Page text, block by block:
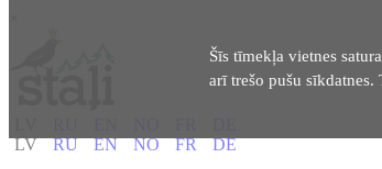
Šīs tīmekļa vietnes
arī trešo pušu
LV RU EN NO FR DE